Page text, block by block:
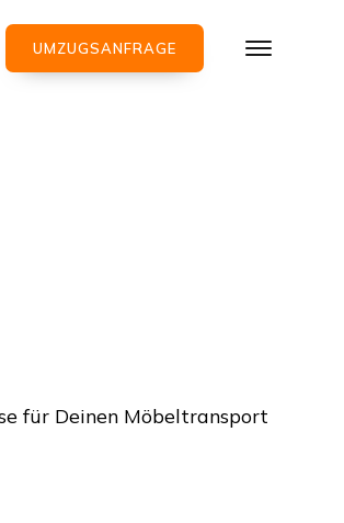
UMZUGSANFRAGE